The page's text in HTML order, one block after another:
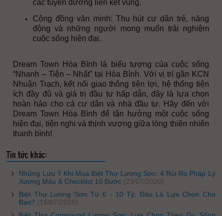
các tuyến đường liên kết vùng.
Cộng đồng văn minh: Thu hút cư dân trẻ, năng
động và những người mong muốn trải nghiệm
cuộc sống hiện đại.
Dream Town Hòa Bình là biểu tượng của cuộc sống
“Nhanh – Tiện – Nhất” tại Hòa Bình. Với vị trí gần KCN
Nhuận Trạch, kết nối giao thông tiện lợi, hệ thống tiện
ích đầy đủ và giá trị đầu tư hấp dẫn, đây là lựa chọn
hoàn hảo cho cả cư dân và nhà đầu tư. Hãy đến với
Dream Town Hòa Bình để tận hưởng một cuộc sống
hiện đại, tiện nghi và thịnh vượng giữa lòng thiên nhiên
thanh bình!
Tin tức khác:
Những Lưu Ý Khi Mua Biệt Thự Lương Sơn: 4 Rủi Ro Pháp Lý
Xương Máu & Checklist 10 Bước (23/07/2026)
Biệt Thự Lương Sơn Từ 6 - 10 Tỷ: Đâu Là Lựa Chọn Cho
Bạn? (16/07/2026)